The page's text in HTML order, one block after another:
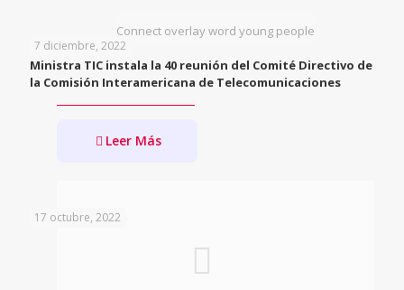
Connect overlay word young people
7 diciembre, 2022
Ministra TIC instala la 40 reunión del Comité Directivo de
la Comisión Interamericana de Telecomunicaciones
Leer Más
17 octubre, 2022